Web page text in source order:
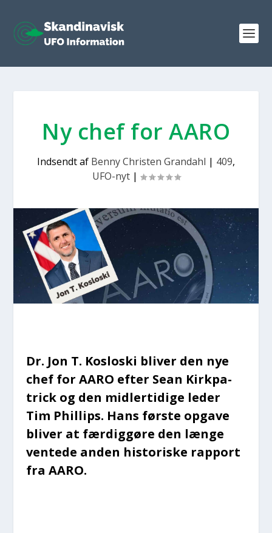
Ny chef for AARO
Indsendt af Benny Christen Grandahl | 409,
UFO-nyt|
Dr. Jon T. Koslo­ski bli­ver den nye
chef for AARO efter Sean Kirk­pa­
tri­ck og den mid­ler­ti­di­ge leder
Tim Phil­lips. Hans før­ste opga­ve
bli­ver at fær­dig­gø­re den læn­ge
ven­te­de anden histo­ri­ske rap­port
fra AARO.